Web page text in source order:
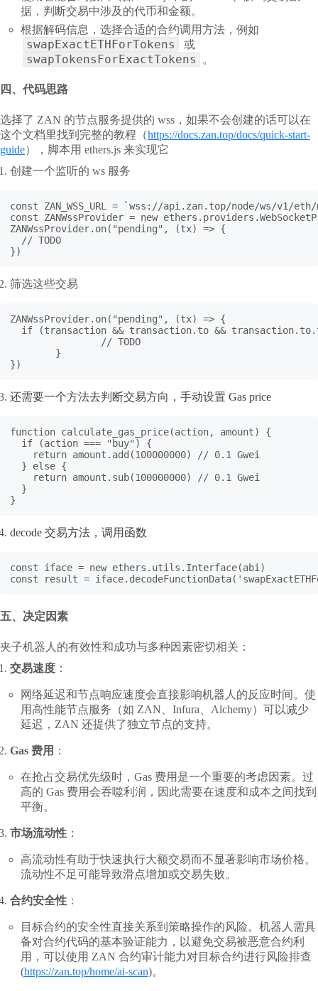
据，判断交易中涉及的代币和金额。
根据解码信息，选择合适的合约调用方法，例如
swapExactETHForTokens 或
swapTokensForExactTokens 。
四、代码思路
选择了 ZAN 的节点服务提供的 wss，如果不会创建的话可以在
这个文档里找到完整的教程（https://docs.zan.top/docs/quick-start-
guide），脚本用 ethers.js 来实现它
创建一个监听的 ws 服务
const ZAN_WSS_URL = `wss://api.zan.top/node/ws/v1/eth/
const ZANWssProvider = new
ZANWssProvider.on("pending", (tx) => {
  // TODO
})
筛选这些交易
ZANWssProvider.on("pending", (tx) => {
if (transaction && transaction.to &&
})
还需要一个方法去判断交易方向，手动设置 Gas price
function calculate_gas_price(action, amount) {
  if (action === "buy") {
    return amount.add(100000000) // 0.1 Gwei
  } else {
    return amount.sub(100000000) // 0.1 Gwei
  }
}
decode 交易方法，调用函数
const iface = new ethers.utils.Interface(abi)
const result =
五、决定因素
夹子机器人的有效性和成功与多种因素密切相关：
交易速度 ：
网络延迟和节点响应速度会直接影响机器人的反应时间。使
用高性能节点服务（如 ZAN、Infura、Alchemy）可以减少
延迟，ZAN 还提供了独立节点的支持。
Gas 费用 ：
在抢占交易优先级时，Gas 费用是一个重要的考虑因素。过
高的 Gas 费用会吞噬利润，因此需要在速度和成本之间找到
平衡。
市场流动性 ：
高流动性有助于快速执行大额交易而不显著影响市场价格。
流动性不足可能导致滑点增加或交易失败。
合约安全性 ：
目标合约的安全性直接关系到策略操作的风险。机器人需具
备对合约代码的基本验证能力，以避免交易被恶意合约利
用，可以使用 ZAN 合约审计能力对目标合约进行风险排查
(https://zan.top/home/ai-scan)。